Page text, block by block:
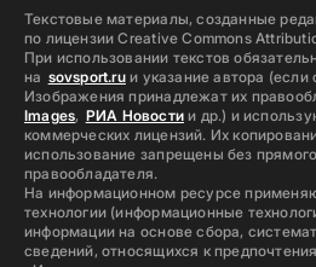
Текстовые материалы, созданные
по лицензии Creative Commons
При использовании текстов
на sovsport.ruи указание автора (если
Изображения принадлежат их
Images, РИА Новостии др.) и
коммерческих лицензий. Их
использование запрещены без
правообладателя.
На информационном ресурсе
технологии (информационные
информации на основе сбора,
сведений, относящихся к